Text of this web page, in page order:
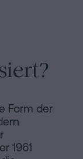
Form der
1961